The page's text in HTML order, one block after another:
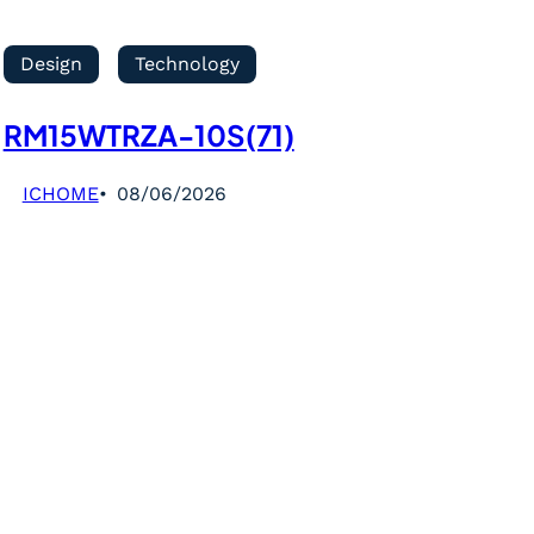
Design Technology
RM15WTRZA-10S(71)
ICHOME 08/06/2026